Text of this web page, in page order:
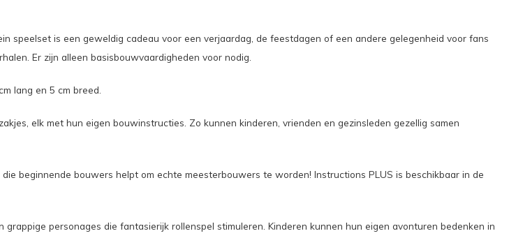
speelset is een geweldig cadeau voor een verjaardag, de feestdagen of een andere gelegenheid voor fans
Er zijn alleen basisbouwvaardigheden voor nodig.
lang en 5 cm breed.
elk met hun eigen bouwinstructies. Zo kunnen kinderen, vrienden en gezinsleden gezellig samen
beginnende bouwers helpt om echte meesterbouwers te worden! Instructions PLUS is beschikbaar in de
personages die fantasierijk rollenspel stimuleren. Kinderen kunnen hun eigen avonturen bedenken in